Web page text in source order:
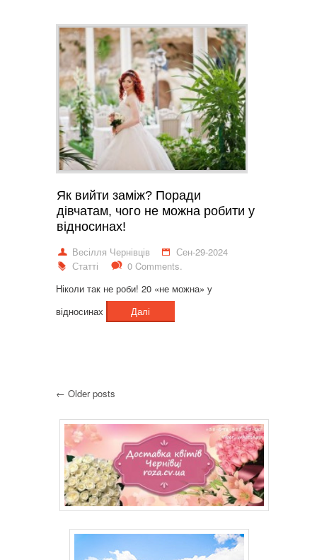
Як вийти заміж? Поради
дівчатам, чого не можна робити у
відносинах!
Весілля Чернівців
Сен-29-2024
Статті
0 Comments.
Ніколи так не роби! 20 «не можна» у
відносинах
Далі
← Older posts